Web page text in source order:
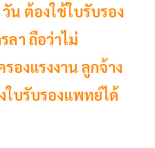
น ต้องใช้ใบรับรอง
ลา ถือว่าไม่
องแรงงาน ลูกจ้าง
บรับรองแพทย์ได้